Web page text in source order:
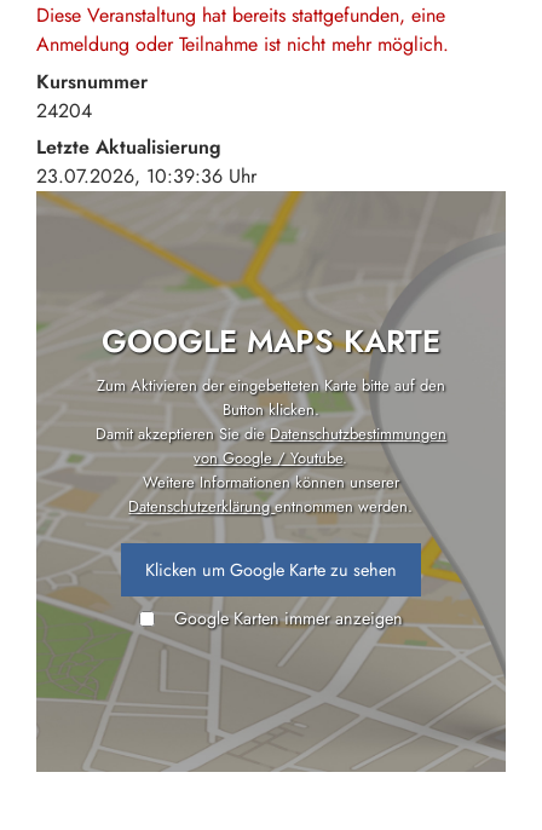
Diese Veranstaltung hat bereits stattgefunden, eine
Anmeldung oder Teilnahme ist nicht mehr möglich.
Kursnummer
24204
Letzte Aktualisierung
23.07.2026, 10:39:36 Uhr
GOOGLE MAPS KARTE
Zum Aktivieren der eingebetteten Karte bitte auf den
Button klicken.
Damit akzeptieren Sie dieDatenschutzbestimmungen
von Google / Youtube.
Weitere Informationen können unserer
Datenschutzerklärungentnommen werden.
Klicken um Google Karte zu sehen
Google Karten immer anzeigen